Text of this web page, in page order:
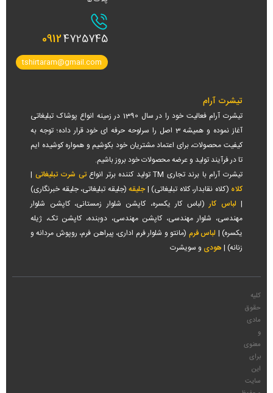
09124725745
tshirtaram@gmail.com
تیشرت آرام
تیشرت آرام فعالیت خود را در سال 1390 در زمینه انواع پوشاک تبلیغاتی
آغاز نموده و همیشه 3 اصل را سرلوحه حرفه ای خود قرار داده؛ توجه به
کیفیت محصولات، برای اعتماد مشتریان خود بکوشیم و همواره کوشیده ایم
تا در فرآیند تولید و عرضه محصولات خود بروز باشیم.
تیشرت آرام با برند تجاری TM تولید کننده برتر انواع
تی شرت تبلیغاتی |
کلاه (کلاه نقابدار، کلاه تبلیغاتی) | جلیقه (جلیقه تبلیغاتی، جلیقه خبرنگاری)
| لباس کار (لباس کار یکسره، کاپشن شلوار زمستانی، کاپشن شلوار
مهندسی، شلوار مهندسی، کاپشن مهندسی، دوبنده، کاپشن تک، ژیله
یکسره) | لباس فرم (مانتو و شلوار فرم اداری، پیراهن فرم، روپوش مردانه و
زنانه) | هودی و سویشرت
کلیه
حقوق
مادی
و
معنوی
برای
این
سایت